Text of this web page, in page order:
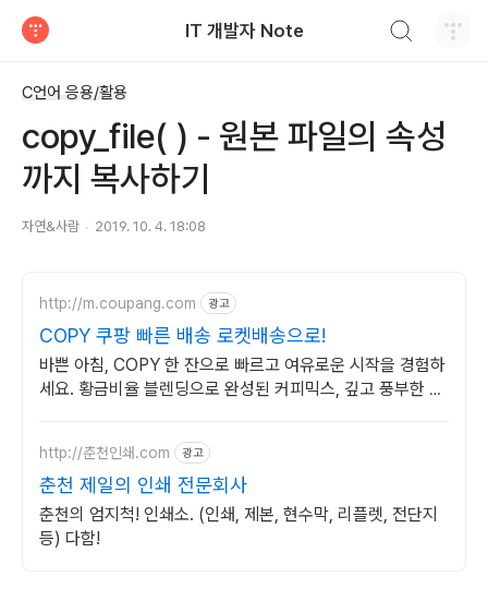
IT 개발자 Note
C언어 응용/활용
copy_file( ) - 원본 파일의 속성
까지 복사하기
자연&사람 2019. 10. 4. 18:08
http://m.coupang.com 광고
COPY 쿠팡 빠른 배송 로켓배송으로!
바쁜 아침, COPY 한 잔으로 빠르고 여유로운 시작을 경험하
세요. 황금비율 블렌딩으로 완성된 커피믹스, 깊고 풍부한 맛
http://춘천인쇄.com 광고
춘천 제일의 인쇄 전문회사
춘천의 엄지척! 인쇄소. (인쇄, 제본, 현수막, 리플렛, 전단지
등) 다함!